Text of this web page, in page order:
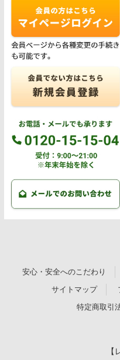
安心・安全へのこだわり
サイトマップ
特定商取引
【